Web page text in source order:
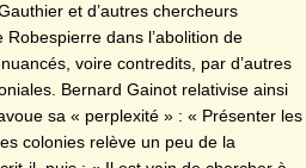
et d’autres chercheurs
dans l’abolition de
voire contredits, par d’autres
Bernard Gainot relativise ainsi
sa « perplexité » : « Présenter les
colonies relève un peu de la